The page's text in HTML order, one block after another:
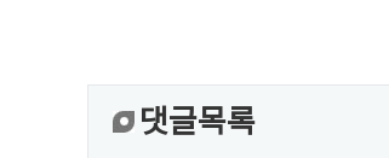
댓글목록